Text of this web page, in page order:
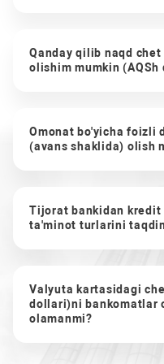
Qanday qilib naqd
olishim mumkin (AQSh
Omonat bo'yicha foizli
(avans shaklida) olish
Tijorat bankidan kredit
ta'minot turlarini
Valyuta kartasidagi
dollari)ni bankomatlar
olamanmi?